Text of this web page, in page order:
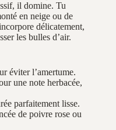
il domine. Tu
en neige ou de
délicatement,
les bulles d’air.
éviter l’amertume.
une note herbacée,
parfaitement lisse.
de poivre rose ou